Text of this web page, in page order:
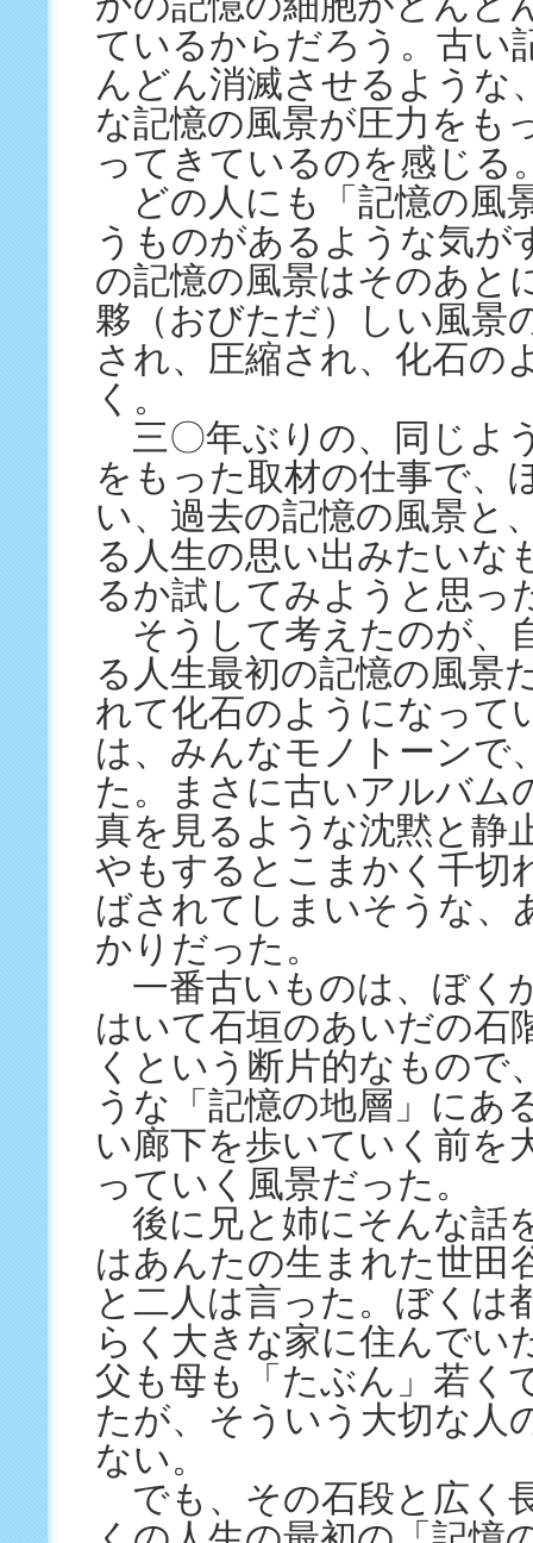
ているからだろう。古い
んどん消滅させるような
な記憶の風景が圧力をも
ってきているのを感じる
どの人にも「記憶の風
うものがあるような気が
の記憶の風景はそのあと
夥（おびただ）しい風景
され、圧縮され、化石の
く。
三〇年ぶりの、同じよ
をもった取材の仕事で、
い、過去の記憶の風景と
る人生の思い出みたいな
るか試してみようと思っ
そうして考えたのが、
る人生最初の記憶の風景
れて化石のようになって
は、みんなモノトーンで
た。まさに古いアルバム
真を見るような沈黙と静
やもするとこまかく千切
ばされてしまいそうな、
かりだった。
一番古いものは、ぼく
はいて石垣のあいだの石
くという断片的なもので
うな「記憶の地層」にあ
い廊下を歩いていく前を
っていく風景だった。
後に兄と姉にそんな話
はあんたの生まれた世田
と二人は言った。ぼくは
らく大きな家に住んでい
父も母も「たぶん」若く
たが、そういう大切な人
ない。
でも、その石段と広く